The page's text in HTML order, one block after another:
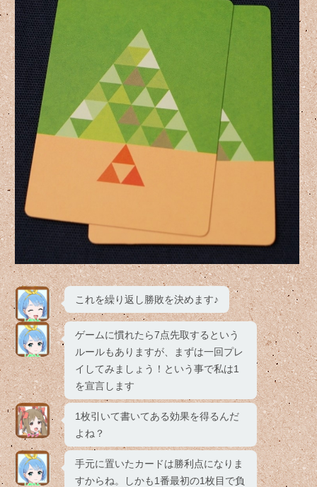
これを繰り返し勝敗を決めます♪
ゲームに慣れたら7点先取するという
ルールもありますが、まずは一回プレ
イしてみましょう！という事で私は1
を宣言します
1枚引いて書いてある効果を得るんだ
よね？
手元に置いたカードは勝利点になりま
すからね。しかも1番最初の1枚目で負